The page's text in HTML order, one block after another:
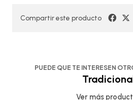
Compartir este producto
PUEDE QUE TE INTERESEN
Ver más